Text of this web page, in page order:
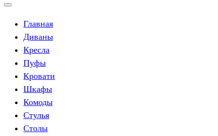
Главная
Диваны
Кресла
Пуфы
Кровати
Шкафы
Комоды
Стулья
Столы